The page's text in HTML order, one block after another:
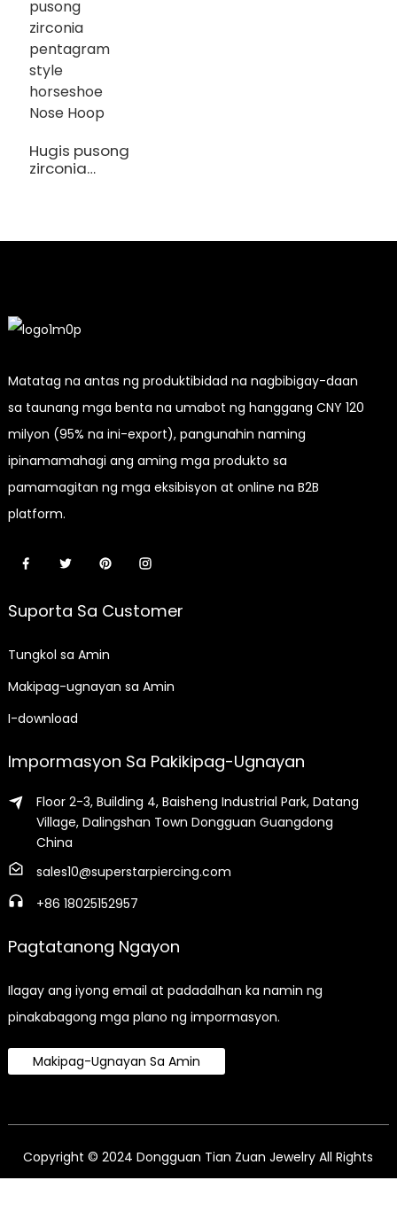
Hugis pusong
zirconia
Nose Hoop
Matatag na antas ng produktibidad na nagbibigay-daan
sa taunang mga benta na umabot ng hanggang CNY 120
milyon (95% na ini-export), pangunahin naming
ipinamamahagi ang aming mga produkto sa
pamamagitan ng mga eksibisyon at online na B2B
platform.
Suporta Sa Customer
Tungkol sa Amin
Makipag-ugnayan sa Amin
I-download
Impormasyon Sa Pakikipag-Ugnayan
Floor 2-3, Building 4, Baisheng Industrial Park, Datang
Village, Dalingshan Town Dongguan Guangdong
China
sales10@superstarpiercing.com
+86 18025152957
Pagtatanong Ngayon
Ilagay ang iyong email at padadalhan ka namin ng
pinakabagong mga plano ng impormasyon.
Makipag-Ugnayan Sa Amin
Copyright © 2024 Dongguan Tian Zuan Jewelry All Rights
Reserved.Sitemap,SitemapTrans,Nangungunang